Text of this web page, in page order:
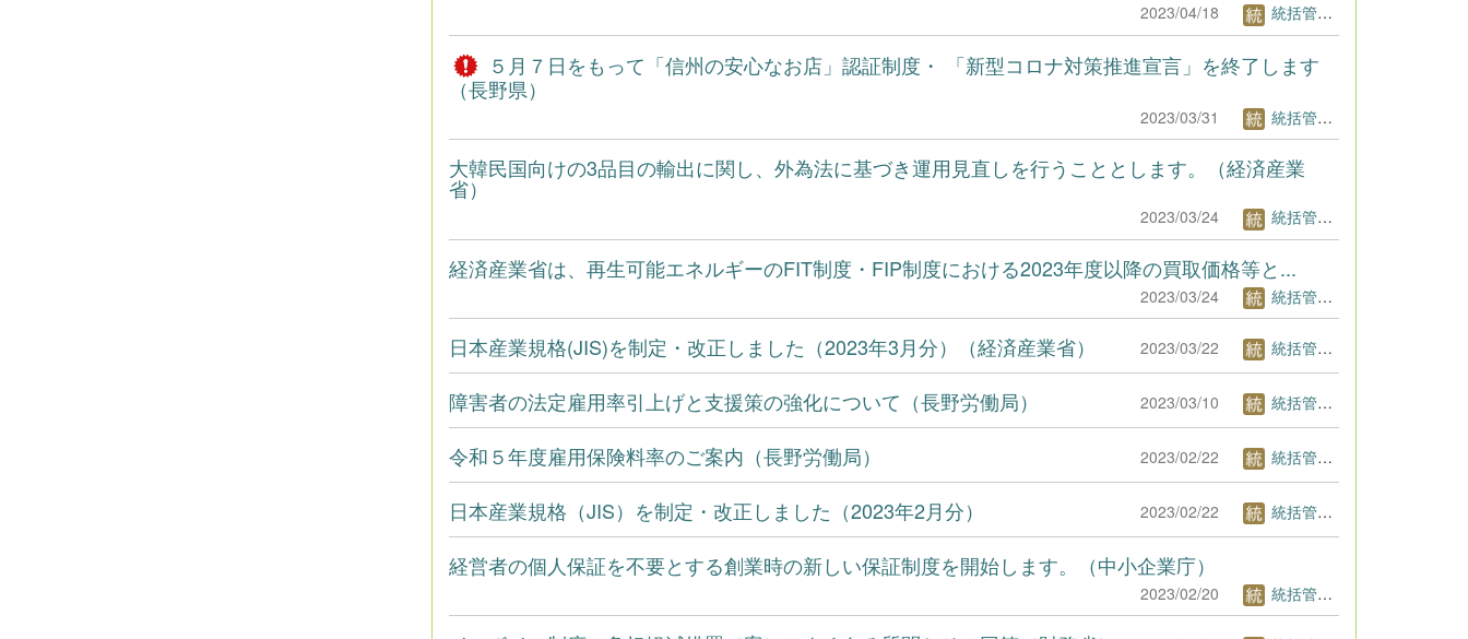
2023/04/18 統括管理者1
５月７日をもって「信州の安心なお店」認証制度・ 「新型コロナ対策推進宣言」を終了します
（長野県）
2023/03/31 統括管理者1
大韓民国向けの3品目の輸出に関し、外為法に基づき運用見直しを行うこととします。（経済産業
省）
2023/03/24 統括管理者1
経済産業省は、再生可能エネルギーのFIT制度・FIP制度における2023年度以降の買取価格等と...
2023/03/24 統括管理者1
日本産業規格(JIS)を制定・改正しました（2023年3月分）（経済産業省） 2023/03/22 統括管理者1
障害者の法定雇用率引上げと支援策の強化について（長野労働局） 2023/03/10 統括管理者1
令和５年度雇用保険料率のご案内（長野労働局） 2023/02/22 統括管理者1
日本産業規格（JIS）を制定・改正しました（2023年2月分） 2023/02/22 統括管理者1
経営者の個人保証を不要とする創業時の新しい保証制度を開始します。（中小企業庁）
2023/02/20 統括管理者1